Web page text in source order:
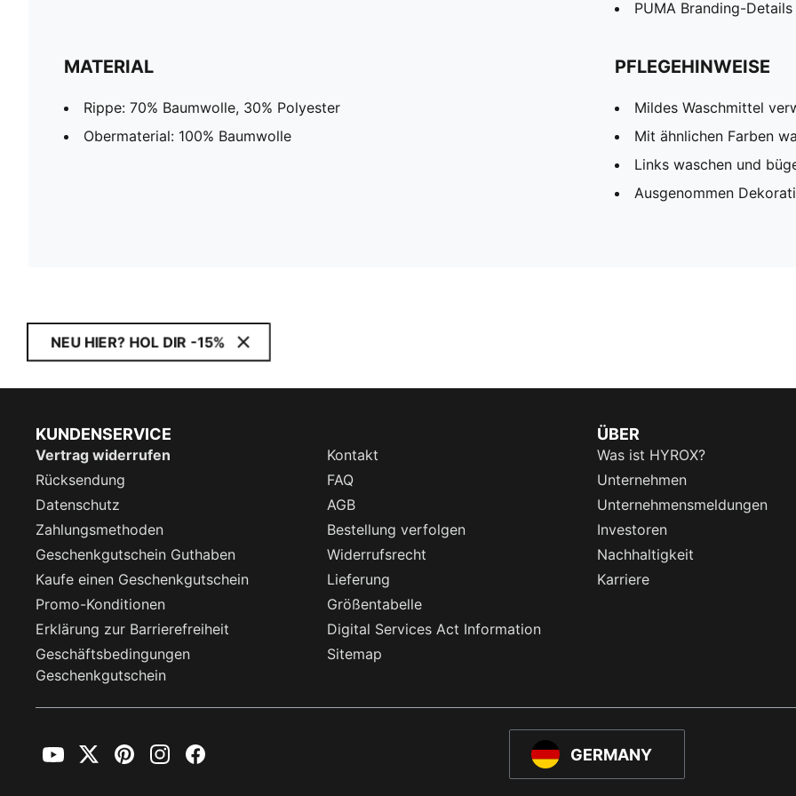
PUMA Branding-Details
MATERIAL
Rippe: 70% Baumwolle, 30% Polyester
Obermaterial: 100% Baumwolle
PFLEGEHINWEISE
Mildes Waschmittel
Mit ähnlichen Farben
Links waschen und
Ausgenommen
NEU HIER? HOL DIR -15%
KUNDENSERVICE
Vertrag widerrufen
Kontakt
Rücksendung
FAQ
Datenschutz
AGB
Zahlungsmethoden
Bestellung verfolgen
Geschenkgutschein Guthaben
Widerrufsrecht
Kaufe einen Geschenkgutschein
Lieferung
Promo-Konditionen
Größentabelle
Erklärung zur Barrierefreiheit
Digital Services Act Information
Geschäftsbedingungen
Geschenkgutschein
Sitemap
ÜBER
Was ist HYROX?
Unternehmen
Unternehmensmeldungen
Investoren
Nachhaltigkeit
Karriere
GERMANY
YouTubeTwitterPinterestInstagramFacebook